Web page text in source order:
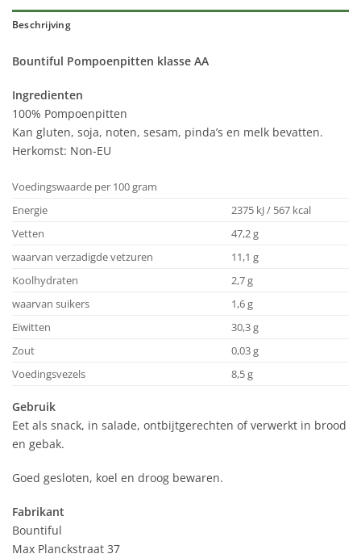
Beschrijving
Bountiful Pompoenpitten klasse AA
Ingredienten
100% Pompoenpitten
Kan gluten, soja, noten, sesam, pinda’s en melk bevatten.
Herkomst: Non-EU
Voedingswaarde per 100 gram
Energie
2375 kJ / 567 kcal
Vetten
47,2 g
waarvan verzadigde vetzuren
11,1 g
Koolhydraten
2,7 g
waarvan suikers
1,6 g
Eiwitten
30,3 g
Zout
0,03 g
Voedingsvezels
8,5 g
Gebruik
Eet als snack, in salade, ontbijtgerechten of verwerkt in brood
en gebak.
Goed gesloten, koel en droog bewaren.
Fabrikant
Bountiful
Max Planckstraat 37